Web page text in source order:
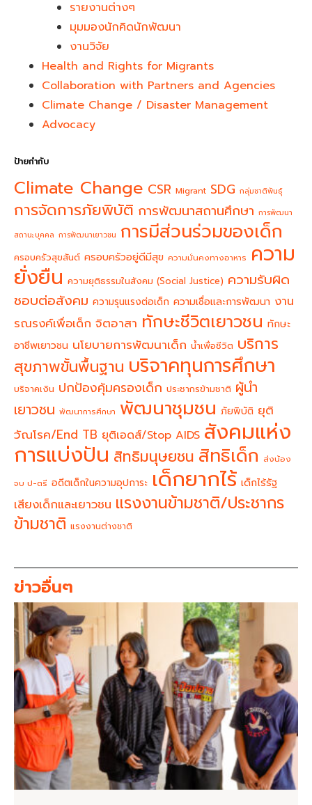
รายงานต่างๆ
มุมมองนักคิดนักพัฒนา
งานวิจัย
Health and Rights for Migrants
Collaboration with Partners and Agencies
Climate Change / Disaster Management
Advocacy
ป้ายกำกับ
Climate Change CSR Migrant SDG กลุ่มชาติพันธุ์
การจัดการภัยพิบัติ การพัฒนาสถานศึกษา การพัฒนา
สถานะบุคคล การพัฒนาเยาวชน การมีส่วนร่วมของเด็ก
ครอบครัวสุขสันต์ ครอบครัวอยู่ดีมีสุข ความมั่นคงทางอาหาร ความ
ยั่งยืน ความยุติธรรมในสังคม (Social Justice) ความรับผิด
ชอบต่อสังคม ความรุนแรงต่อเด็ก ความเชื่อและการพัฒนา งาน
รณรงค์เพื่อเด็ก จิตอาสา ทักษะชีวิตเยาวชน ทักษะ
อาชีพเยาวชน นโยบายการพัฒนาเด็ก น้ำเพื่อชีวิต บริการ
สุขภาพขั้นพื้นฐาน บริจาคทุนการศึกษา
บริจาคเงิน ปกป้องคุ้มครองเด็ก ประชากรข้ามชาติ ผู้นำ
เยาวชน พัฒนาการศึกษา พัฒนาชุมชน ภัยพิบัติ ยุติ
วัณโรค/End TB ยุติเอดส์/Stop AIDS สังคมแห่ง
การแบ่งปัน สิทธิมนุษยชน สิทธิเด็ก ส่งน้อง
จบ ป-ตรี อดีตเด็กในความอุปการะ เด็กยากไร้ เด็กไร้รัฐ
เสียงเด็กและเยาวชน แรงงานข้ามชาติ/ประชากร
ข้ามชาติ แรงงานต่างชาติ
ข่าวอื่นๆ